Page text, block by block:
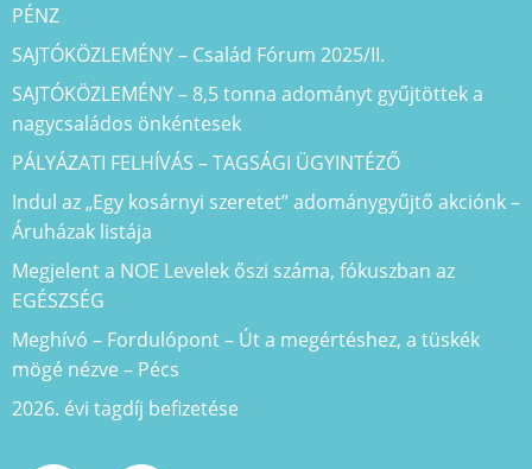
PÉNZ
SAJTÓKÖZLEMÉNY – Család Fórum 2025/II.
SAJTÓKÖZLEMÉNY – 8,5 tonna adományt gyűjtöttek a
nagycsaládos önkéntesek
PÁLYÁZATI FELHÍVÁS – TAGSÁGI ÜGYINTÉZŐ
Indul az „Egy kosárnyi szeretet” adománygyűjtő akciónk –
Áruházak listája
Megjelent a NOE Levelek őszi száma, fókuszban az
EGÉSZSÉG
Meghívó – Fordulópont – Út a megértéshez, a tüskék
mögé nézve – Pécs
2026. évi tagdíj befizetése